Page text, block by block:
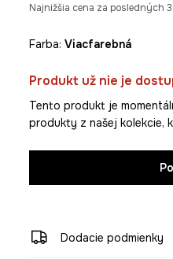
Najnižšia cena za posledných
Farba: viacfarebná
Produkt už nie je
Tento produkt je
produkty z našej kolekcie,
Dodacie podmienky